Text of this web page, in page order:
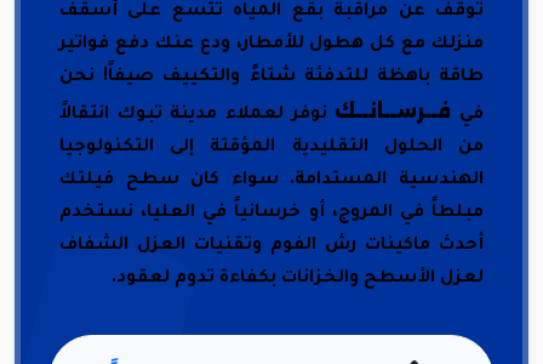
توقف عن مراقبة بقع المياه تتسع على أسقف
منزلك مع كل هطول للأمطار، ودع عنك دفع فواتير
طاقة باهظة للتدفئة شتاءً والتكييف صيفاً! نحن
في فــرســانــك نوفر لعملاء مدينة تبوك انتقالاً
من الحلول التقليدية المؤقتة إلى التكنولوجيا
الهندسية المستدامة. سواء كان سطح فيلتك
مبلطاً في المروج، أو خرسانياً في العليا، نستخدم
أحدث ماكينات رش الفوم وتقنيات العزل الشفاف
لعزل الأسطح والخزانات بكفاءة تدوم لعقود.